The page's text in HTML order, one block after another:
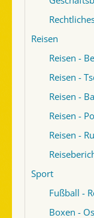
Reisen
Reisen -
Reisen -
Reisen -
Reisen -
Reisen -
Sport
Fußball -
Boxen -